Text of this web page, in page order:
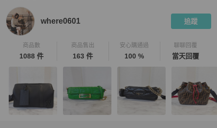
where0601 追蹤
商品數
1088 件
商品售出
163 件
安心購通過
100 %
聊聊回覆
當天回覆